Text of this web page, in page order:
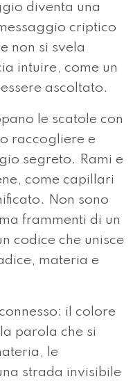
diventa una
criptico
non si svela
intuire, come un
ascoltato.
le scatole con
raccogliere e
segreto. Rami e
come capillari
Non sono
frammenti di un
codice che unisce
materia e
il colore
parola che si
le
strada invisibile